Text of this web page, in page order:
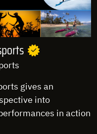
gives an
into
in action